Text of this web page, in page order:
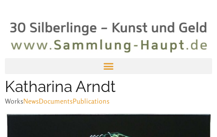
Katharina Arndt
WorksNewsDocumentsPublications